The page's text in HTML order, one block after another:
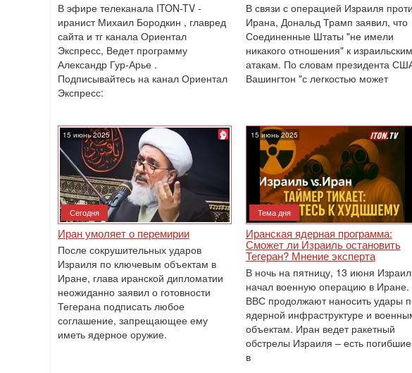
В эфире телеканала ITON-TV -
иранист Михаил Бородкин , главред
сайта и тг канала Ориентал
Экспресс, Ведет программу
Александр Гур-Арье .
Подписывайтесь на канал Ориентал
Экспресс:
В связи с операцией Израиля
Ирана, Дональд Трамп заявил, что
Соединенные Штаты "не имели
никакого отношения" к израильским
атакам. По словам президента
Вашингтон "с легкостью может
15 июнь 2025
Сегодня
Иран умоляет о перемирии
После сокрушительных ударов
Израиля по ключевым объектам в
Иране, глава иранской дипломатии
неожиданно заявил о готовности
Тегерана подписать любое
соглашение, запрещающее ему
иметь ядерное оружие.
15 июнь 2025
Тема дня
Иранская ядерная программа:
Сможет ли Израиль остановить
Тегеран? Мнение эксперта
В ночь на пятницу, 13 июня
начал военную операцию в Иране.
ВВС продолжают наносить удары
ядерной инфраструктуре и
объектам. Иран ведет ракетный
обстрелы Израиля – есть
в